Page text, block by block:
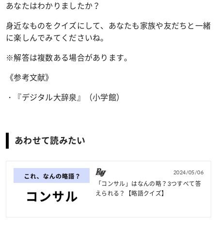
あなたはわかりましたか？
身近なものをクイズにして、あなたも家族や友だちと一緒
に楽しんでみてくださいね。
※解答は複数ある場合があります。
《参考文献》
・『デジタル大辞泉』（小学館）
あわせて読みたい
2024/05/06
「コンサル」はなんの略？3つすべて答
えられる？【略語クイズ】